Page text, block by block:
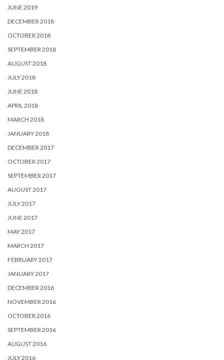
JUNE 2019
DECEMBER 2018
OCTOBER 2018
SEPTEMBER 2018
AUGUST 2018
JULY 2018
JUNE 2018
APRIL 2018
MARCH 2018
JANUARY 2018
DECEMBER 2017
OCTOBER 2017
SEPTEMBER 2017
AUGUST 2017
JULY 2017
JUNE 2017
MAY 2017
MARCH 2017
FEBRUARY 2017
JANUARY 2017
DECEMBER 2016
NOVEMBER 2016
OCTOBER 2016
SEPTEMBER 2016
AUGUST 2016
JULY 2016